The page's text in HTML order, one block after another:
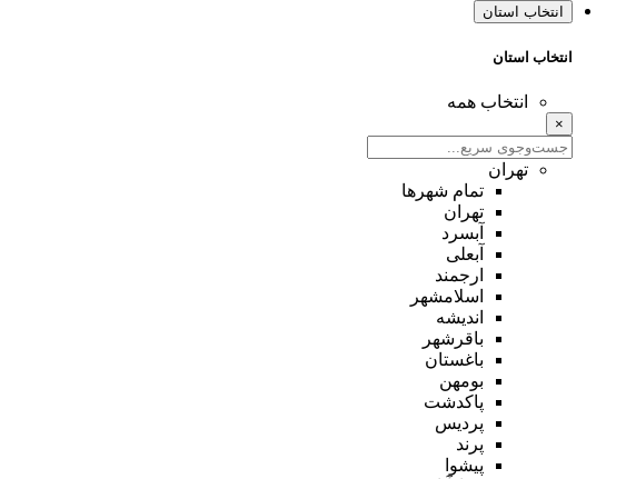
انتخاب استان
انتخاب استان
انتخاب همه
×
تهران
تمام شهر‌ها
تهران
آبسرد
آبعلی
ارجمند
اسلامشهر
اندیشه
باقرشهر
باغستان
بومهن
پاکدشت
پردیس
پرند
پیشوا